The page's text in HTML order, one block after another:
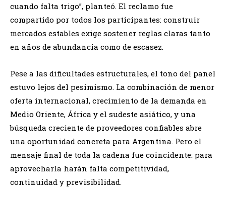
cuando falta trigo”, planteó. El reclamo fue
compartido por todos los participantes: construir
mercados estables exige sostener reglas claras tanto
en años de abundancia como de escasez.
Pese a las dificultades estructurales, el tono del panel
estuvo lejos del pesimismo. La combinación de menor
oferta internacional, crecimiento de la demanda en
Medio Oriente, África y el sudeste asiático, y una
búsqueda creciente de proveedores confiables abre
una oportunidad concreta para Argentina. Pero el
mensaje final de toda la cadena fue coincidente: para
aprovecharla harán falta competitividad,
continuidad y previsibilidad.